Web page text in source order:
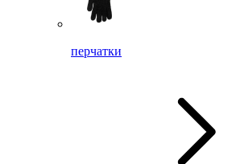
перчатки